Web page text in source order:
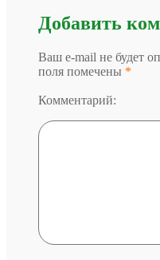
Добавить
Ваш e-mail не будет
поля помечены *
Комментарий: